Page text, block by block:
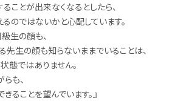
ことが出来なくなるとしたら、
のではないかと心配しています。
生の顔も、
先生の顔も知らないままでいることは、
態ではありません。
も、
ることを望んでいます。』